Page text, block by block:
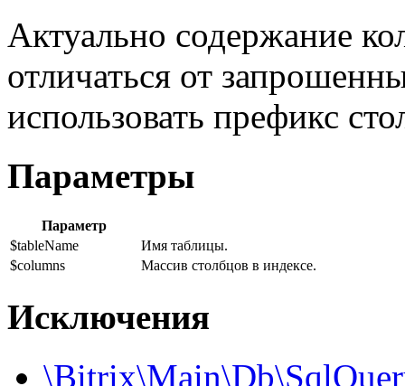
Актуально содержание
отличаться от
использовать префикс
Параметры
Параметр
$tableName
Имя таблицы.
$columns
Массив столбцов в индексе.
Исключения